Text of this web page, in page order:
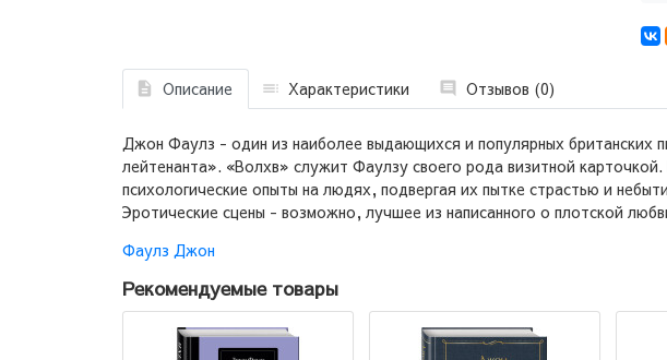
Описание Характеристики Отзывов (0)
Джон Фаулз - один из наиболее выдающихся и популярных британских
лейтенанта». «Волхв» служит Фаулзу своего рода визитной
психологические опыты на людях, подвергая их пытке страстью и
Эротические сцены - возможно, лучшее из написанного о плотской
Фаулз Джон
Рекомендуемые товары